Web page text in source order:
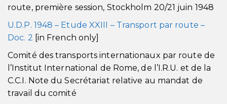
route, première session, Stockholm 20/21 juin 1948
U.D.P. 1948 – Etude XXIII – Transport par route –
Doc. 2 [in French only]
Comité des transports internationaux par route de
l’Institut International de Rome, de l’I.R.U. et de la
C.C.I. Note du Secrétariat relative au mandat de
travail du comité